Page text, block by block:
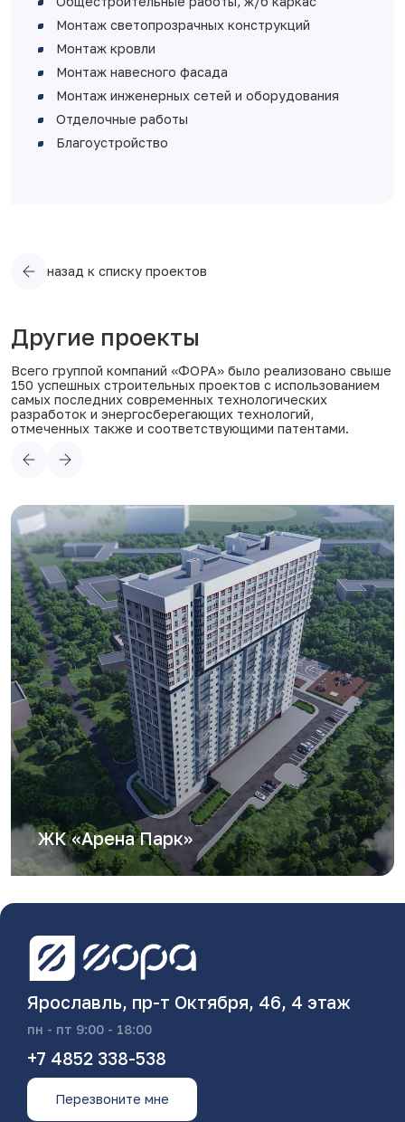
Монтаж светопрозрачных конструкций
Монтаж кровли
Монтаж навесного фасада
Монтаж инженерных сетей и оборудования
Отделочные работы
Благоустройство
назад к списку проектов
Другие проекты
Всего группой компаний «ФОРА» было реализовано свыше
150 успешных строительных проектов с использованием
самых последних современных технологических
разработок и энергосберегающих технологий,
отмеченных также и соответствующими патентами.
ЖК «Арена Парк»
Ярославль, пр-т Октября, 46, 4 этаж
пн - пт 9:00 - 18:00
+7 4852 338-538
Перезвоните мне